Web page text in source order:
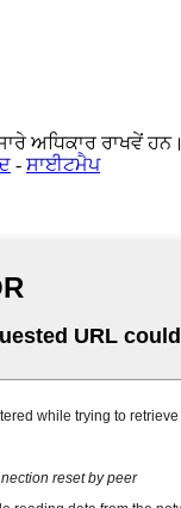
ਅਧਿਕਾਰ ਰਾਖਵੇਂ ਹਨ।
- ਸਾਈਟਮੈਪ